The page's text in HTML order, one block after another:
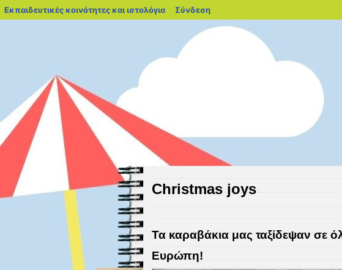
Christmas joys
Τα καραβάκια μας ταξίδεψαν σε
Ευρώπη!
Εκπαιδευτικές κοινότητες και ιστολόγια blogs.sch.gr
Σύνδεση